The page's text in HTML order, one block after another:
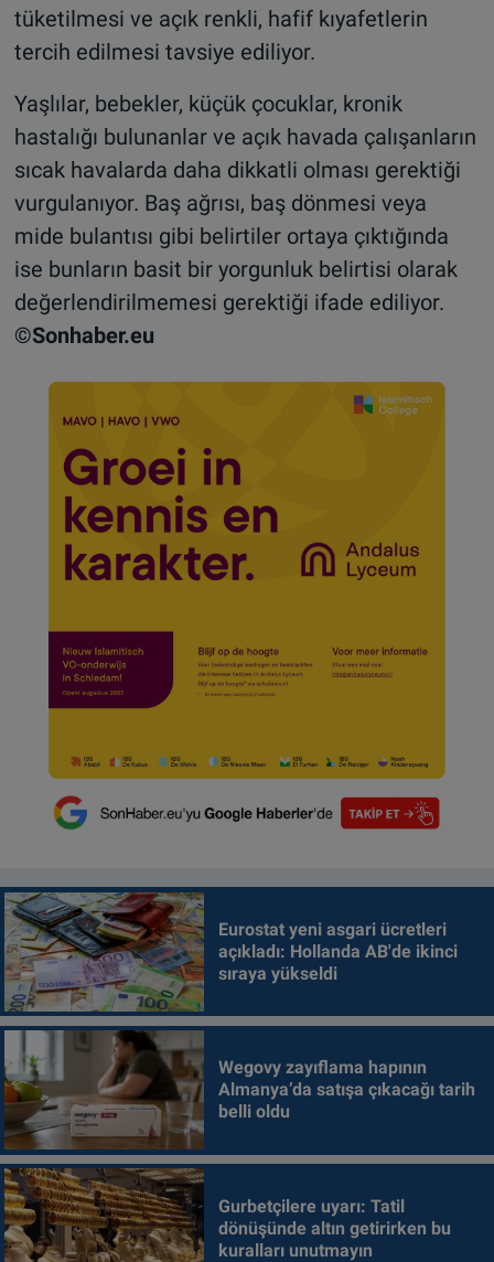
tüketilmesi ve açık renkli, hafif kıyafetlerin
tercih edilmesi tavsiye ediliyor.
Yaşlılar, bebekler, küçük çocuklar, kronik
hastalığı bulunanlar ve açık havada çalışanların
sıcak havalarda daha dikkatli olması gerektiği
vurgulanıyor. Baş ağrısı, baş dönmesi veya
mide bulantısı gibi belirtiler ortaya çıktığında
ise bunların basit bir yorgunluk belirtisi olarak
değerlendirilmemesi gerektiği ifade ediliyor.
©Sonhaber.eu
Eurostat yeni asgari ücretleri
açıkladı: Hollanda AB'de ikinci
sıraya yükseldi
Wegovy zayıflama hapının
Almanya’da satışa çıkacağı tarih
belli oldu
Gurbetçilere uyarı: Tatil
dönüşünde altın getirirken bu
kuralları unutmayın